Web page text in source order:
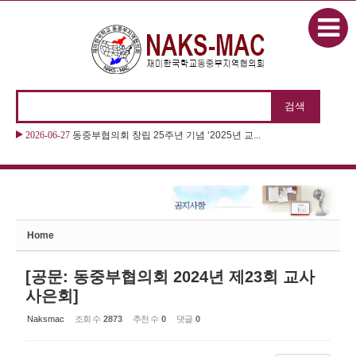
2026-06-27 2026 “제11회 동화구연대회 & 제22회 나...
Home
[공문: 동중부협의회 2024년 제23회 교사
사은회]
Naksmac 조회 수 2873 추천 수 0 댓글 0
Sketchbook5, 스케치북5
Sketchbook5, 스케치북5